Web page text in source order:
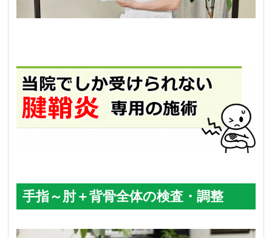
手指～肘＋背骨全体の検査・調整